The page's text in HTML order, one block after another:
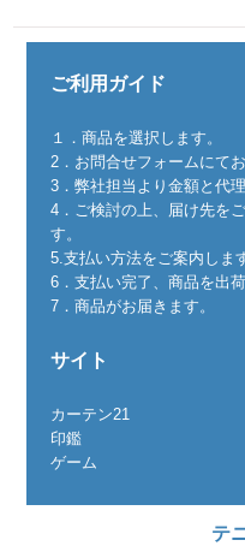
ご利用ガイド
１．商品を選択します。
2．お問合せフォームにて
3．弊社担当より金額と代
4．ご検討の上、届け先を
す。
5.支払い方法をご案内しま
6．支払い完了、商品を出荷
7．商品がお届きます。
サイト
カーテン21
印鑑
ゲーム
テ